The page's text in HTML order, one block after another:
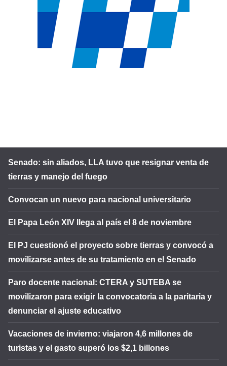
Senado: sin aliados, LLA tuvo que resignar venta de
tierras y manejo del fuego
Convocan un nuevo para nacional universitario
El Papa León XIV llega al país el 8 de noviembre
El PJ cuestionó el proyecto sobre tierras y convocó a
movilizarse antes de su tratamiento en el Senado
Paro docente nacional: CTERA y SUTEBA se
movilizaron para exigir la convocatoria a la paritaria y
denunciar el ajuste educativo
Vacaciones de invierno: viajaron 4,6 millones de
turistas y el gasto superó los $2,1 billones